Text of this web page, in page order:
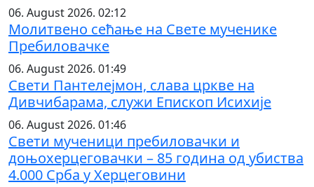
06. August 2026. 02:12
Молитвено сећање на Свете мученике
Пребиловачке
06. August 2026. 01:49
Свети Пантелејмон, слава цркве на
Дивчибарама, служи Епископ Исихије
06. August 2026. 01:46
Свети мученици пребиловачки и
доњохерцеговачки – 85 година од убиства
4.000 Срба у Херцеговини